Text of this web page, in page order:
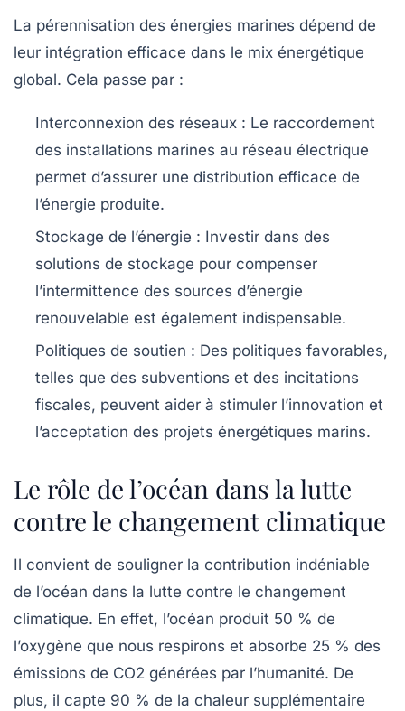
La pérennisation des énergies marines dépend de
leur intégration efficace dans le mix énergétique
global. Cela passe par :
Interconnexion des réseaux : Le raccordement
des installations marines au réseau électrique
permet d’assurer une distribution efficace de
l’énergie produite.
Stockage de l’énergie : Investir dans des
solutions de stockage pour compenser
l’intermittence des sources d’énergie
renouvelable est également indispensable.
Politiques de soutien : Des politiques favorables,
telles que des subventions et des incitations
fiscales, peuvent aider à stimuler l’innovation et
l’acceptation des projets énergétiques marins.
Le rôle de l’océan dans la lutte
contre le changement climatique
Il convient de souligner la contribution indéniable
de l’océan dans la lutte contre le changement
climatique. En effet, l’océan produit 50 % de
l’oxygène que nous respirons et absorbe 25 % des
émissions de CO2 générées par l’humanité. De
plus, il capte 90 % de la chaleur supplémentaire